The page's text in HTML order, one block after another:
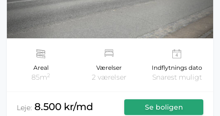
Areal
85m2
Værelser
2 værelser
Indflytnings dato
Snarest muligt
Leje: 8.500 kr/md Se boligen